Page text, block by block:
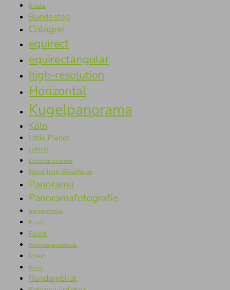
Brücke
Bundestag
Cologne
equirect
equirectangular
high-resolution
Horizontal
Kugelpanorama
Köln
Little Planet
Luftbild
Luftbildaufnahme
Nordrhein-Westfalen
Panorama
Panoramafotografie
panoramique
Planet
Politik
Reichstagsgebäude
Rhein
Rhine
Rundumblick